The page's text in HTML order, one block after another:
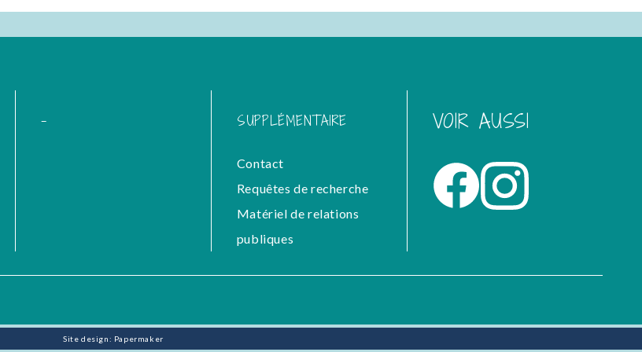
- SUPPLÉMENTAIRE
Contact
Requêtes de recherche
Matériel de relations
publiques
VOIR AUSSI
Site design: Papermaker